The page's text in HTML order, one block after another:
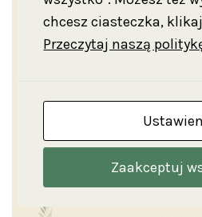
chcesz ciasteczka,
Przeczytaj naszą
Zaakceptuj